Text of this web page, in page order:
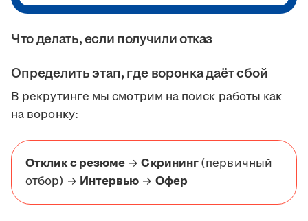
Что делать, если получили отказ
Определить этап, где воронка даёт сбой
В рекрутинге мы смотрим на поиск работы как
на воронку:
Отклик с резюме →Скрининг(первичный
отбор) → Интервью → Офер